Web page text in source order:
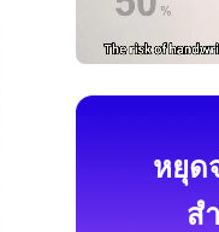
หยุด
ส